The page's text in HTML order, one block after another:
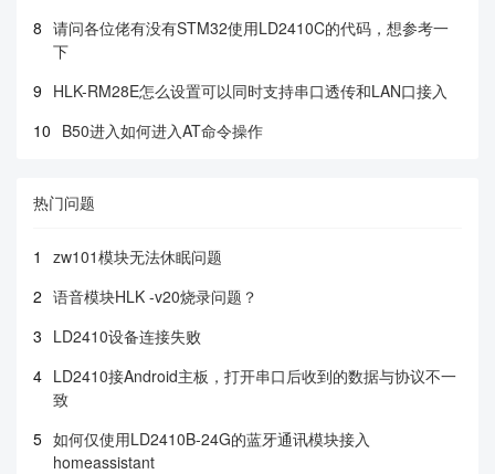
8 请问各位佬有没有STM32使用LD2410C的代码，想参考一
下
9 HLK-RM28E怎么设置可以同时支持串口透传和LAN口接入
10 B50进入如何进入AT命令操作
热门问题
1
zw101模块无法休眠问题
2 语音模块HLK -v20烧录问题？
3 LD2410设备连接失败
4 LD2410接Android主板，打开串口后收到的数据与协议不一
致
5 如何仅使用LD2410B-24G的蓝牙通讯模块接入
homeassistant